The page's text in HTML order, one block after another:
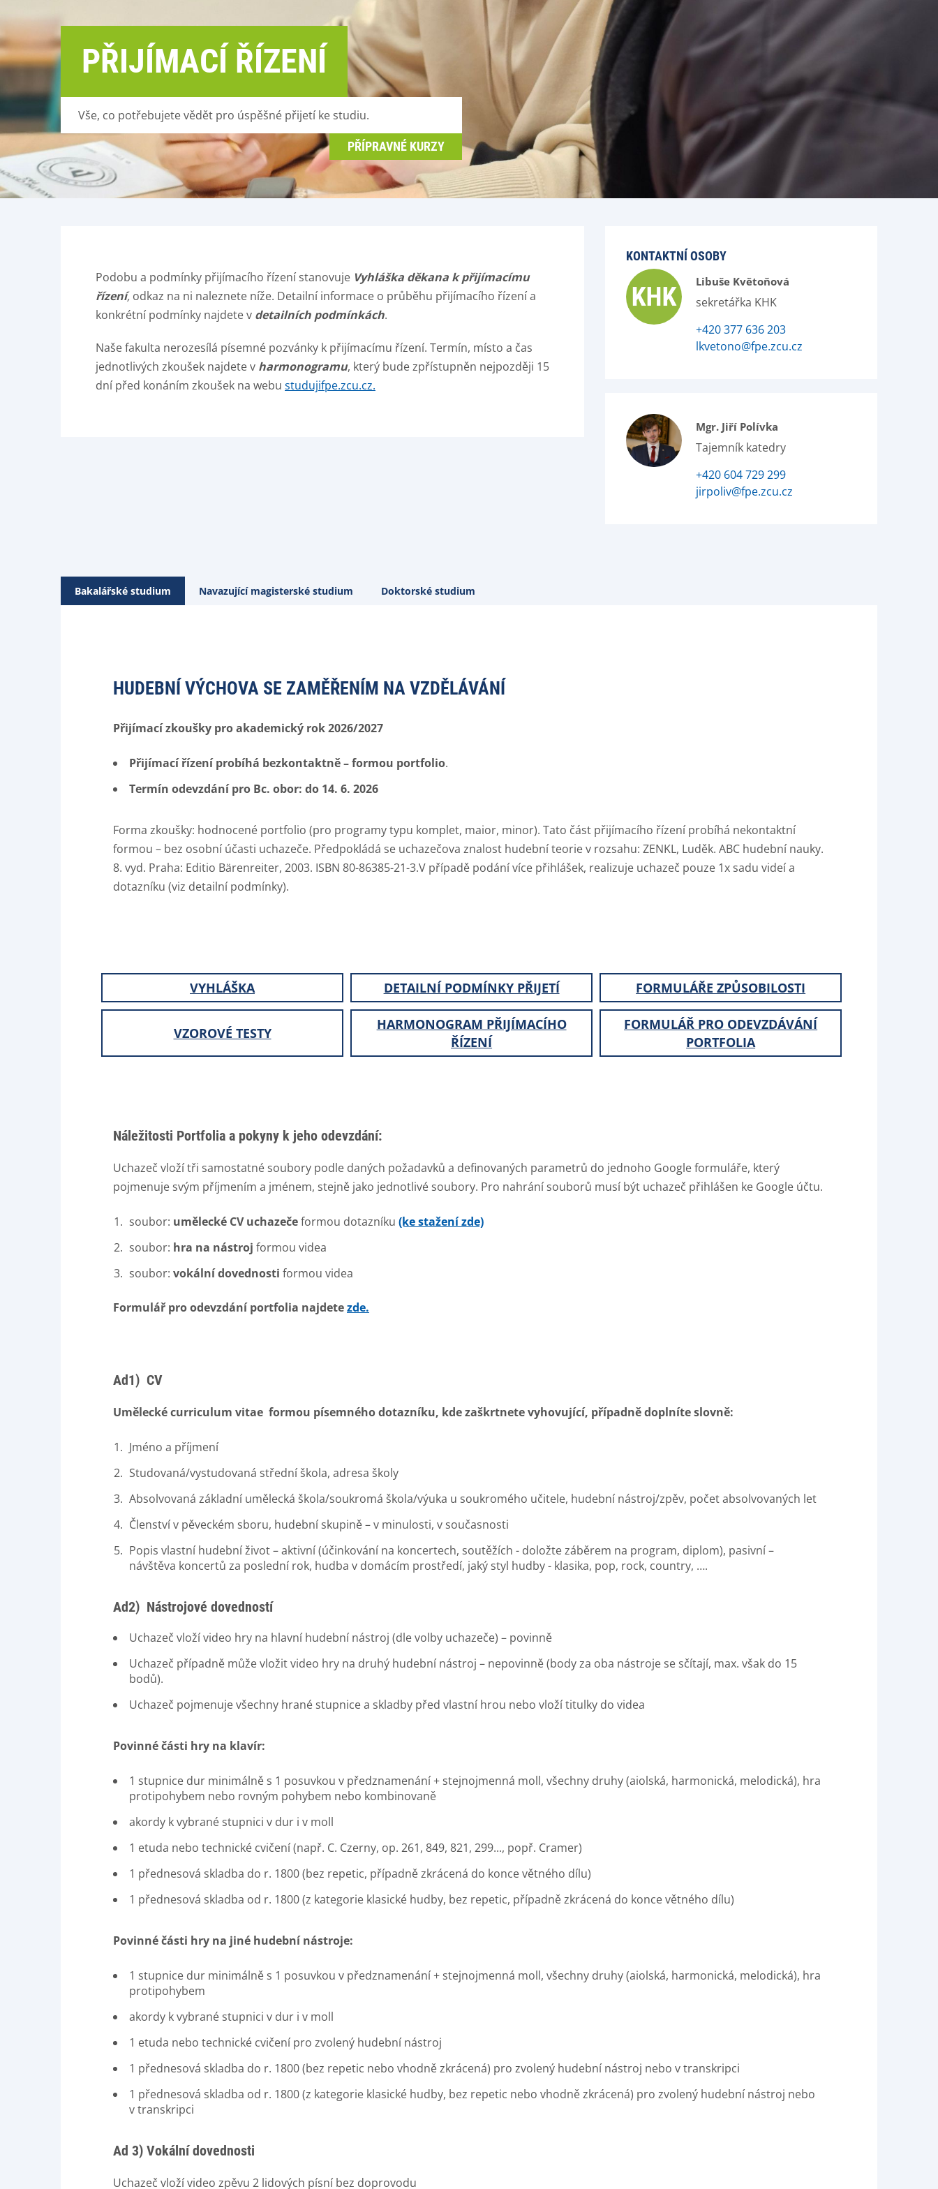
PŘIJÍMACÍ ŘÍZENÍ
Vše, co potřebujete vědět pro úspěšné přijetí ke studiu.
PŘÍPRAVNÉ KURZY
Podobu a podmínky přijímacího řízení stanovuje Vyhláška děkana k přijímacímu
řízení, odkaz na ni naleznete níže. Detailní informace o průběhu přijímacího řízení a
konkrétní podmínky najdete v detailních podmínkách.
Naše fakulta nerozesílá písemné pozvánky k přijímacímu řízení. Termín, místo a čas
jednotlivých zkoušek najdete v harmonogramu, který bude zpřístupněn nejpozději 15
dní před konáním zkoušek na webu studujifpe.zcu.cz.
KONTAKTNÍ OSOBY
Libuše Květoňová
sekretářka KHK
+420 377 636 203
lkvetono@fpe.zcu.cz
Mgr. Jiří Polívka
Tajemník katedry
+420 604 729 299
jirpoliv@fpe.zcu.cz
Bakalářské studium Navazující magisterské studium Doktorské studium
HUDEBNÍ VÝCHOVA SE ZAMĚŘENÍM NA VZDĚLÁVÁNÍ
Přijímací zkoušky pro akademický rok 2026/2027
Přijímací řízení probíhá bezkontaktně – formou portfolio.
Termín odevzdání pro Bc. obor: do 14. 6. 2026
Forma zkoušky: hodnocené portfolio (pro programy typu komplet, maior, minor). Tato část přijímacího řízení probíhá nekontaktní
formou – bez osobní účasti uchazeče. Předpokládá se uchazečova znalost hudební teorie v rozsahu: ZENKL, Luděk. ABC hudební nauky.
8. vyd. Praha: Editio Bärenreiter, 2003. ISBN 80-86385-21-3.V případě podání více přihlášek, realizuje uchazeč pouze 1x sadu videí a
dotazníku (viz detailní podmínky).
VYHLÁŠKA DETAILNÍ PODMÍNKY PŘIJETÍ FORMULÁŘE ZPŮSOBILOSTI
VZOROVÉ TESTY
HARMONOGRAM PŘIJÍMACÍHO
ŘÍZENÍ
FORMULÁŘ PRO ODEVZDÁVÁNÍ
PORTFOLIA
Náležitosti Portfolia a pokyny k jeho odevzdání:
Uchazeč vloží tři samostatné soubory podle daných požadavků a definovaných parametrů do jednoho Google formuláře, který
pojmenuje svým příjmením a jménem, stejně jako jednotlivé soubory. Pro nahrání souborů musí být uchazeč přihlášen ke Google účtu.
soubor: umělecké CV uchazečeformou dotazníku (ke stažení zde)
soubor: hra na nástroj formou videa
soubor: vokální dovednosti formou videa
Formulář pro odevzdání portfolia najdetezde.
Ad1) CV
Umělecké curriculum vitae formou písemného dotazníku, kde zaškrtnete vyhovující, případně doplníte slovně:
Jméno a příjmení
Studovaná/vystudovaná střední škola, adresa školy
Absolvovaná základní umělecká škola/soukromá škola/výuka u soukromého učitele, hudební nástroj/zpěv, počet absolvovaných let
Členství v pěveckém sboru, hudební skupině – v minulosti, v současnosti
Popis vlastní hudební život – aktivní (účinkování na koncertech, soutěžích - doložte záběrem na program, diplom), pasivní –
návštěva koncertů za poslední rok, hudba v domácím prostředí, jaký styl hudby - klasika, pop, rock, country, ….
Ad2) Nástrojové dovedností
Uchazeč vloží video hry na hlavní hudební nástroj (dle volby uchazeče) – povinně
Uchazeč případně může vložit video hry na druhý hudební nástroj – nepovinně (body za oba nástroje se sčítají, max. však do 15
bodů).
Uchazeč pojmenuje všechny hrané stupnice a skladby před vlastní hrou nebo vloží titulky do videa
Povinné části hry na klavír:
1 stupnice dur minimálně s 1 posuvkou v předznamenání + stejnojmenná moll, všechny druhy (aiolská, harmonická, melodická), hra
protipohybem nebo rovným pohybem nebo kombinovaně
akordy k vybrané stupnici v dur i v moll
1 etuda nebo technické cvičení (např. C. Czerny, op. 261, 849, 821, 299..., popř. Cramer)
1 přednesová skladba do r. 1800 (bez repetic, případně zkrácená do konce větného dílu)
1 přednesová skladba od r. 1800 (z kategorie klasické hudby, bez repetic, případně zkrácená do konce větného dílu)
Povinné části hry na jiné hudební nástroje:
1 stupnice dur minimálně s 1 posuvkou v předznamenání + stejnojmenná moll, všechny druhy (aiolská, harmonická, melodická), hra
protipohybem
akordy k vybrané stupnici v dur i v moll
1 etuda nebo technické cvičení pro zvolený hudební nástroj
1 přednesová skladba do r. 1800 (bez repetic nebo vhodně zkrácená) pro zvolený hudební nástroj nebo v transkripci
1 přednesová skladba od r. 1800 (z kategorie klasické hudby, bez repetic nebo vhodně zkrácená) pro zvolený hudební nástroj nebo
v transkripci
Ad 3) Vokální dovednosti
Uchazeč vloží video zpěvu 2 lidových písní bez doprovodu